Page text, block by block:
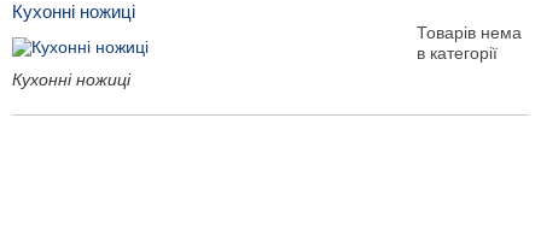
Кухонні ножиці
Кухонні ножиці
Товарів нема
в категорії